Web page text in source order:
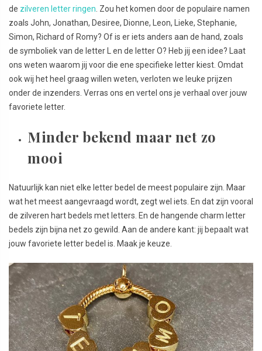
de zilveren letter ringen . Zou het komen door de populaire namen
zoals John, Jonathan, Desiree, Dionne, Leon, Lieke, Stephanie,
Simon, Richard of Romy? Of is er iets anders aan de hand, zoals
de symboliek van de letter L en de letter O? Heb jij een idee? Laat
ons weten waarom jij voor die ene specifieke letter kiest. Omdat
ook wij het heel graag willen weten, verloten we leuke prijzen
onder de inzenders. Verras ons en vertel ons je verhaal over jouw
favoriete letter.
Minder bekend maar net zo
mooi
Natuurlijk kan niet elke letter bedel de meest populaire zijn. Maar
wat het meest aangevraagd wordt, zegt wel iets. En dat zijn vooral
de zilveren hart bedels met letters. En de hangende charm letter
bedels zijn bijna net zo gewild. Aan de andere kant: jij bepaalt wat
jouw favoriete letter bedel is. Maak je keuze.